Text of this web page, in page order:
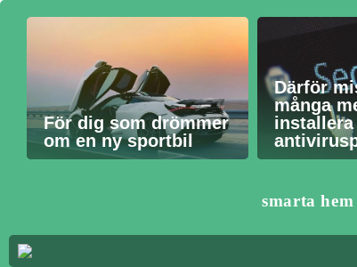
För dig som drömmer
om en ny sportbil
Därför
många
smarta hem